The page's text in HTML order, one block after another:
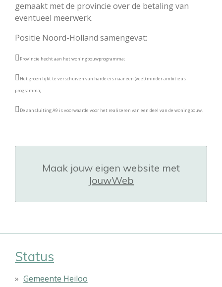
gemaakt met de provincie over de betaling van
eventueel meerwerk.
Positie Noord-Holland samengevat:
 Provincie hecht aan het woningbouwprogramma;
 Het groen lijkt te verschuiven van harde eis naar een (veel) minder ambitieus
programma;
 De aansluiting A9 is voorwaarde voor het realiseren van een deel van de woningbouw.
Maak jouw eigen website met
JouwWeb
Status
Gemeente Heiloo